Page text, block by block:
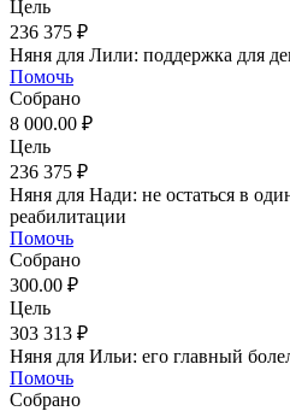
Цель
236 375 ₽
Няня для Лили: поддержка для
Помочь
Собрано
8 000.00 ₽
Цель
236 375 ₽
Няня для Нади: не остаться в
реабилитации
Помочь
Собрано
300.00 ₽
Цель
303 313 ₽
Няня для Ильи: его главный
Помочь
Собрано